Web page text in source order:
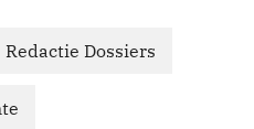
Redactie Dossiers